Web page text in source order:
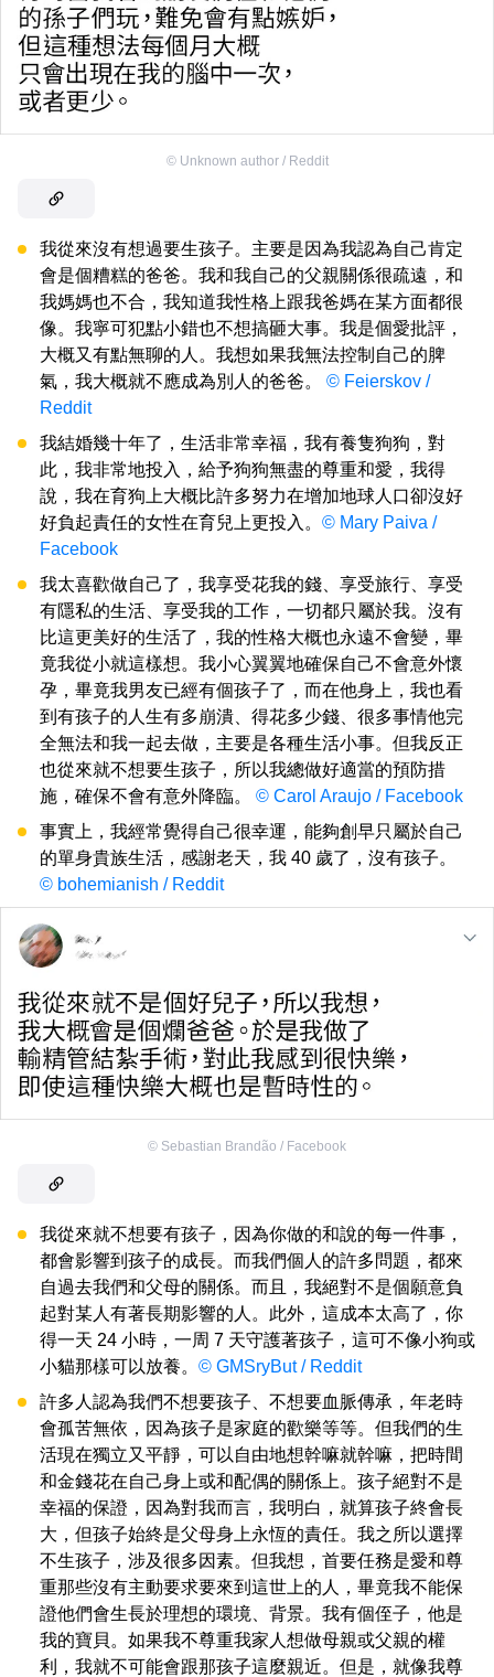
© Unknown author / Reddit
我從來沒有想過要生孩子。主要是因為我認為自己肯定
會是個糟糕的爸爸。我和我自己的父親關係很疏遠，和
我媽媽也不合，我知道我性格上跟我爸媽在某方面都很
像。我寧可犯點小錯也不想搞砸大事。我是個愛批評，
大概又有點無聊的人。我想如果我無法控制自己的脾
氣，我大概就不應成為別人的爸爸。 © Feierskov /
Reddit
我結婚幾十年了，生活非常幸福，我有養隻狗狗，對
此，我非常地投入，給予狗狗無盡的尊重和愛，我得
說，我在育狗上大概比許多努力在增加地球人口卻沒好
好負起責任的女性在育兒上更投入。 © Mary Paiva /
Facebook
我太喜歡做自己了，我享受花我的錢、享受旅行、享受
有隱私的生活、享受我的工作，一切都只屬於我。沒有
比這更美好的生活了，我的性格大概也永遠不會變，畢
竟我從小就這樣想。我小心翼翼地確保自己不會意外懷
孕，畢竟我男友已經有個孩子了，而在他身上，我也看
到有孩子的人生有多崩潰、得花多少錢、很多事情他完
全無法和我一起去做，主要是各種生活小事。但我反正
也從來就不想要生孩子，所以我總做好適當的預防措
施，確保不會有意外降臨。 © Carol Araujo / Facebook
事實上，我經常覺得自己很幸運，能夠創早只屬於自己
的單身貴族生活，感謝老天，我 40 歲了，沒有孩子。
© bohemianish / Reddit
© Sebastian Brandão / Facebook
我從來就不想要有孩子，因為你做的和說的每一件事，
都會影響到孩子的成長。而我們個人的許多問題，都來
自過去我們和父母的關係。而且，我絕對不是個願意負
起對某人有著長期影響的人。此外，這成本太高了，你
得一天 24 小時，一周 7 天守護著孩子，這可不像小狗或
小貓那樣可以放養。 © GMSryBut / Reddit
許多人認為我們不想要孩子、不想要血脈傳承，年老時
會孤苦無依，因為孩子是家庭的歡樂等等。但我們的生
活現在獨立又平靜，可以自由地想幹嘛就幹嘛，把時間
和金錢花在自己身上或和配偶的關係上。孩子絕對不是
幸福的保證，因為對我而言，我明白，就算孩子終會長
大，但孩子始終是父母身上永恆的責任。我之所以選擇
不生孩子，涉及很多因素。但我想，首要任務是愛和尊
重那些沒有主動要求要來到這世上的人，畢竟我不能保
證他們會生長於理想的環境、背景。我有個侄子，他是
我的寶貝。如果我不尊重我家人想做母親或父親的權
利，我就不可能會跟那孩子這麼親近。但是，就像我尊